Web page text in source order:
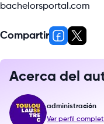
bachelorsportal.com
Compartir
Acerca del
administración
Ver perfil